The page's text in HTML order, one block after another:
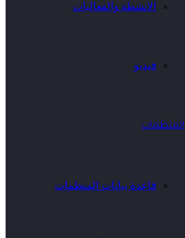
الانشطة والفعاليات
فيديو
المنظمات
قاعدة بيانات المنظمات